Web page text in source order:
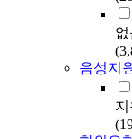
없
음성지
지